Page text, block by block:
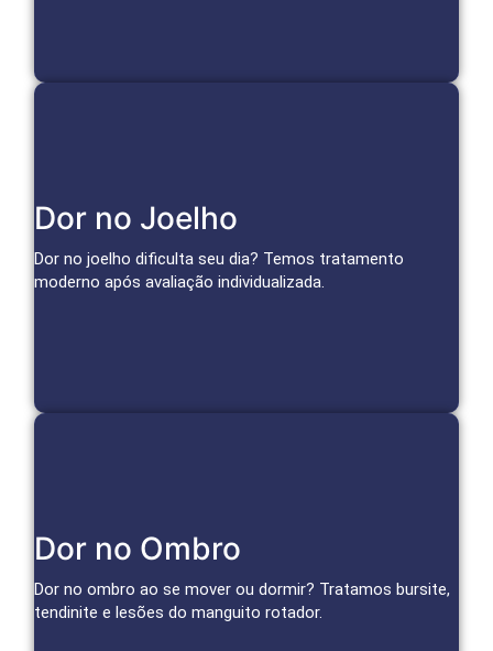
Dor no Joelho
Dor no joelho dificulta seu dia? Temos tratamento
moderno após avaliação individualizada.
Soluções para o Joelho
Infiltrações, medicina regenerativa e técnicas avançadas
para aliviar a dor da artrose e tratar lesões.
Agendar Consulta
Dor no Ombro
Dor no ombro ao se mover ou dormir? Tratamos bursite,
tendinite e lesões do manguito rotador.
Cuidado Especializado para Ombro
Infiltrações, bloqueios e terapias regenerativas reduzem
inflamação e dor, restaurando a função do ombro.
Agendar Consulta